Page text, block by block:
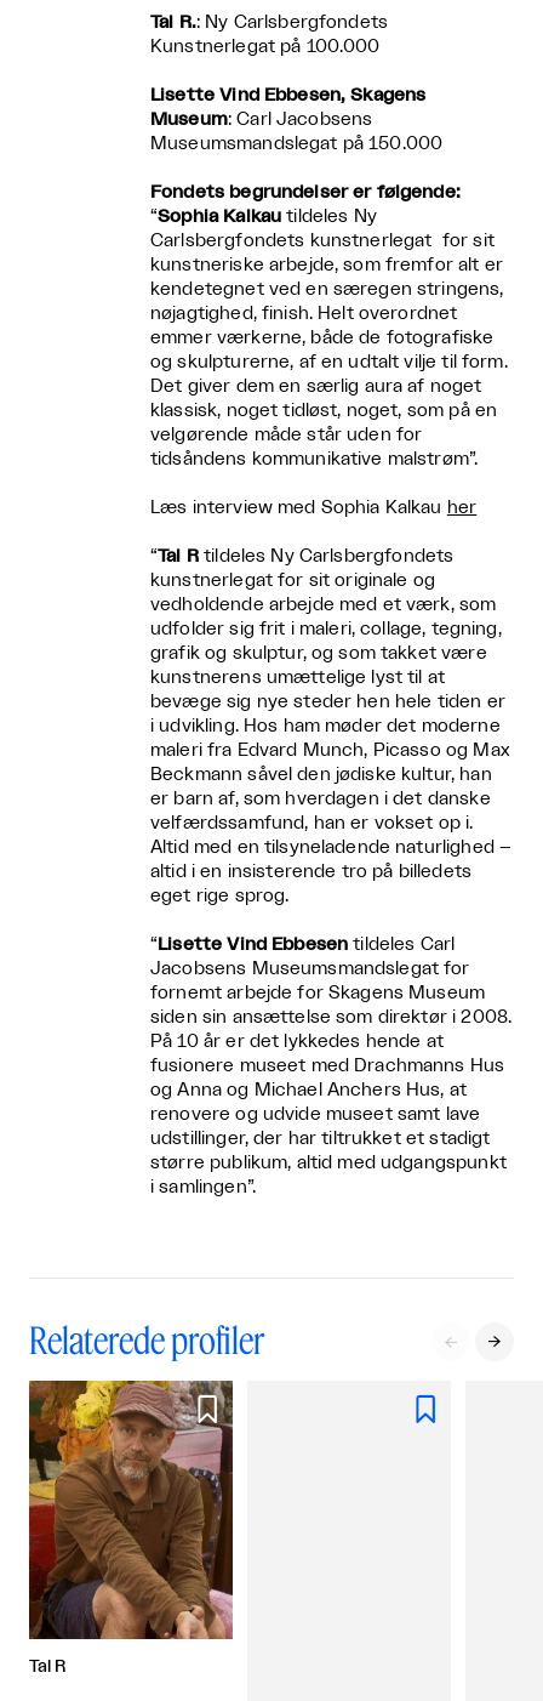
Tal R.: Ny Carlsbergfondets
Kunstnerlegat på 100.000
Lisette Vind Ebbesen, Skagens
Museum: Carl Jacobsens
Museumsmandslegat på 150.000
Fondets begrundelser er følgende:
“Sophia Kalkau tildeles Ny
Carlsbergfondets kunstnerlegat for sit
kunstneriske arbejde, som fremfor alt er
kendetegnet ved en særegen stringens,
nøjagtighed, finish. Helt overordnet
emmer værkerne, både de fotografiske
og skulpturerne, af en udtalt vilje til form.
Det giver dem en særlig aura af noget
klassisk, noget tidløst, noget, som på en
velgørende måde står uden for
tidsåndens kommunikative malstrøm”.
Læs interview med Sophia Kalkau her
“Tal Rtildeles Ny Carlsbergfondets
kunstnerlegat for sit originale og
vedholdende arbejde med et værk, som
udfolder sig frit i maleri, collage, tegning,
grafik og skulptur, og som takket være
kunstnerens umættelige lyst til at
bevæge sig nye steder hen hele tiden er
i udvikling. Hos ham møder det moderne
maleri fra Edvard Munch, Picasso og Max
Beckmann såvel den jødiske kultur, han
er barn af, som hverdagen i det danske
velfærdssamfund, han er vokset op i.
Altid med en tilsyneladende naturlighed –
altid i en insisterende tro på billedets
eget rige sprog.
“ Lisette Vind Ebbesen tildeles Carl
Jacobsens Museumsmandslegat for
fornemt arbejde for Skagens Museum
siden sin ansættelse som direktør i 2008.
På 10 år er det lykkedes hende at
fusionere museet med Drachmanns Hus
og Anna og Michael Anchers Hus, at
renovere og udvide museet samt lave
udstillinger, der har tiltrukket et stadigt
større publikum, altid med udgangspunkt
i samlingen”.
Relaterede profiler  

Tal R
